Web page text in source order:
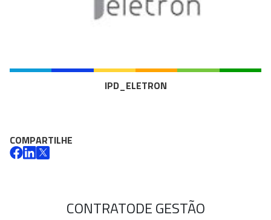
IPD_ELETRON
COMPARTILHE
CONTRATODE GESTÃO